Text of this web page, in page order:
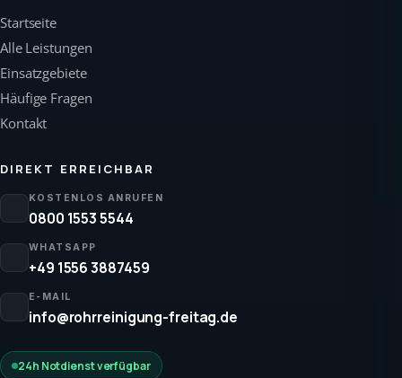
Startseite
Alle Leistungen
Einsatzgebiete
Häufige Fragen
Kontakt
DIREKT ERREICHBAR
KOSTENLOS ANRUFEN
0800 1553 5544
WHATSAPP
+49 1556 3887459
E-MAIL
info@rohrreinigung-freitag.de
24h Notdienst verfügbar